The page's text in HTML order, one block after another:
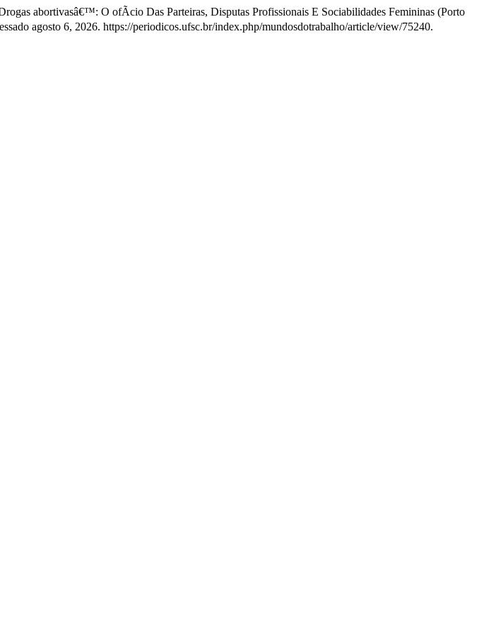
abortivasâ€™: O ofÃ­cio Das Parteiras, Disputas Profissionais E Sociabilidades Femininas (Porto
agosto 6, 2026. https://periodicos.ufsc.br/index.php/mundosdotrabalho/article/view/75240.